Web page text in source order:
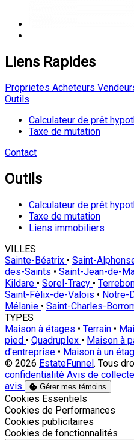
Liens Rapides
Proprietes Acheteurs
Outils
Calculateur de prêt
Taxe de mutation
Contact
Outils
Calculateur de prêt
Taxe de mutation
Liens immobiliers
VILLES
Sainte-Béatrix • Saint-
des-Saints • Saint-Jean-de-
Kildare • Sorel-Tracy •
Saint-Félix-de-Valois • Notre-
Mélanie • Saint-Charles-
TYPES
Maison à étages • Terrain •
pied • Quadruplex • Maison à
d'entreprise • Maison à un
© 2026 EstateFunnel . Tous
confidentialité Avis de collecte
avis
Gérer mes témoins
Activer
Cookies Essentiels
Activer
Cookies de Performances
Activer
Cookies publicitaires
Activer
Cookies de fonctionnalités